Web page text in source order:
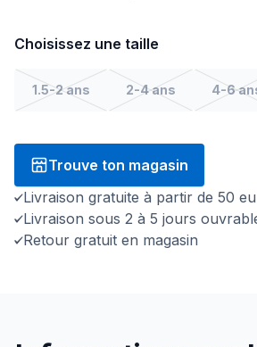
Choisissez une taille
1.5-2 ans 2-4 ans 4-6
Trouve ton magasin
Livraison gratuite à partir de 50
Livraison sous 2 à 5 jours
Retour gratuit en magasin